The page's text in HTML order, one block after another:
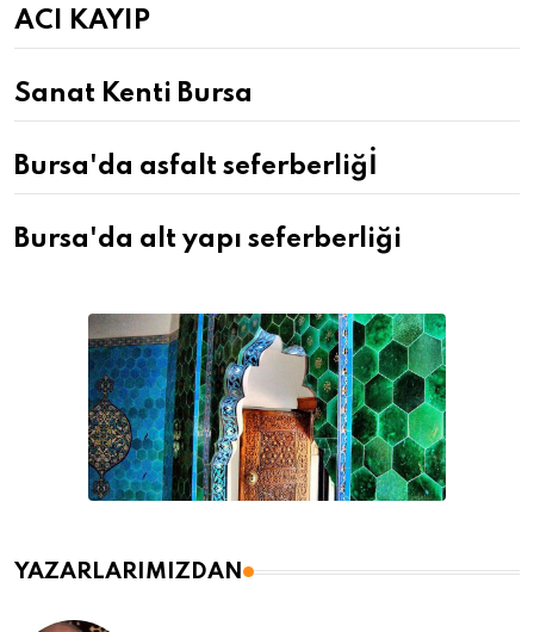
ACI KAYIP
Sanat Kenti Bursa
Bursa'da asfalt seferberliğİ
Bursa'da alt yapı seferberliği
YAZARLARIMIZDAN